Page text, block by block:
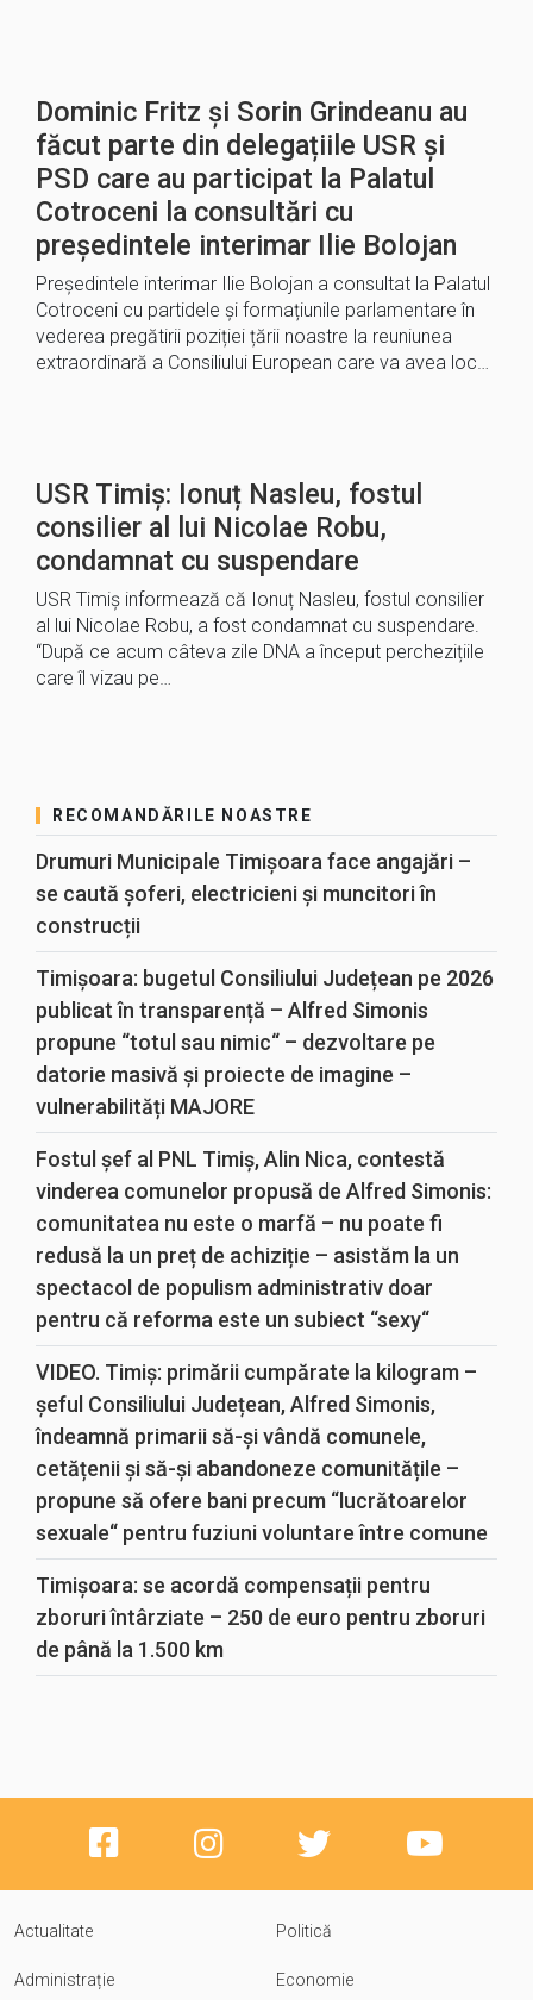
Dominic Fritz și Sorin Grindeanu au
făcut parte din delegațiile USR și
PSD care au participat la Palatul
Cotroceni la consultări cu
președintele interimar Ilie Bolojan
Președintele interimar Ilie Bolojan a consultat la Palatul
Cotroceni cu partidele și formațiunile parlamentare în
vederea pregătirii poziției țării noastre la reuniunea
extraordinară a Consiliului European care va avea loc…
USR Timiș: Ionuț Nasleu, fostul
consilier al lui Nicolae Robu,
condamnat cu suspendare
USR Timiș informează că Ionuț Nasleu, fostul consilier
al lui Nicolae Robu, a fost condamnat cu suspendare.
“După ce acum câteva zile DNA a început perchezițiile
care îl vizau pe…
RECOMANDĂRILE NOASTRE
Drumuri Municipale Timișoara face angajări –
se caută șoferi, electricieni și muncitori în
construcții
Timișoara: bugetul Consiliului Județean pe 2026
publicat în transparență – Alfred Simonis
propune “totul sau nimic“ – dezvoltare pe
datorie masivă și proiecte de imagine –
vulnerabilități MAJORE
Fostul șef al PNL Timiș, Alin Nica, contestă
vinderea comunelor propusă de Alfred Simonis:
comunitatea nu este o marfă – nu poate fi
redusă la un preț de achiziție – asistăm la un
spectacol de populism administrativ doar
pentru că reforma este un subiect “sexy“
VIDEO. Timiș: primării cumpărate la kilogram –
șeful Consiliului Județean, Alfred Simonis,
îndeamnă primarii să-și vândă comunele,
cetățenii și să-și abandoneze comunitățile –
propune să ofere bani precum “lucrătoarelor
sexuale“ pentru fuziuni voluntare între comune
Timișoara: se acordă compensații pentru
zboruri întârziate – 250 de euro pentru zboruri
de până la 1.500 km
Actualitate Politică
Administrație Economie